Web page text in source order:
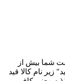
شما بیش از
زیر نام کالا قید